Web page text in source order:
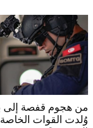
من هجوم قفصة إلى
وُلدت القوات الخاصة